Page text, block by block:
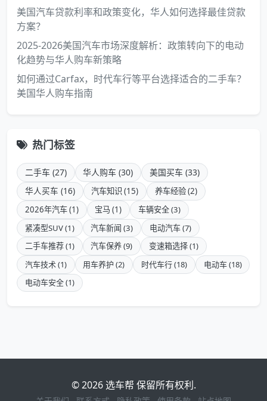
美国汽车贷款利率和政策变化，华人如何选择最佳贷款
方案？
2025-2026美国汽车市场深度解析：政策转向下的电动
化趋势与华人购车新策略
如何通过Carfax，时代车行等平台选择适合的二手车？
美国华人购车指南
热门标签
二手车 (27) 华人购车 (30)
美国买车 (33)
华人买车 (16)
汽车知识 (15)
养车经验 (2)
2026年汽车 (1)
宝马 (1)
车辆安全 (3)
紧凑型SUV (1)
汽车新闻 (3)
电动汽车 (7)
二手车推荐 (1)
汽车保养 (9)
变速箱选择 (1)
汽车技术 (1)
用车养护 (2) 时代车行 (18)
电动车 (18)
电动车安全 (1)
© 2026 选车帮 保留所有权利.